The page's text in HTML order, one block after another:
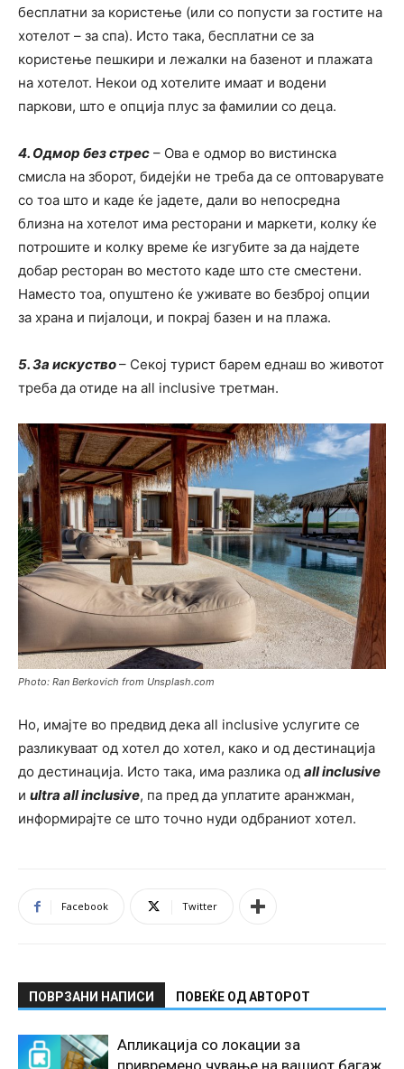
бесплатни за користење (или со попусти за гостите на
хотелот – за спа). Исто така, бесплатни се за
користење пешкири и лежалки на базенот и плажата
на хотелот. Некои од хотелите имаат и водени
паркови, што е опција плус за фамилии со деца.
4. Одмор без стрес – Ова е одмор во вистинска
смисла на зборот, бидејќи не треба да се оптоварувате
со тоа што и каде ќе јадете, дали во непосредна
близна на хотелот има ресторани и маркети, колку ќе
потрошите и колку време ќе изгубите за да најдете
добар ресторан во местото каде што сте сместени.
Наместо тоа, опуштено ќе уживате во безброј опции
за храна и пијалоци, и покрај базен и на плажа.
5. За искуство– Секој турист барем еднаш во животот
треба да отиде на all inclusive третман.
Photo: Ran Berkovich from Unsplash.com
Но, имајте во предвид дека all inclusive услугите се
разликуваат од хотел до хотел, како и од дестинација
до дестинација. Исто така, има разлика од all inclusive
и ultra all inclusive, па пред да уплатите аранжман,
информирајте се што точно нуди одбраниот хотел.
Facebook Twitter
ПОВРЗАНИ НАПИСИ ПОВЕЌЕ ОД АВТОРОТ
Апликација со локации за
привремено чување на вашиот багаж